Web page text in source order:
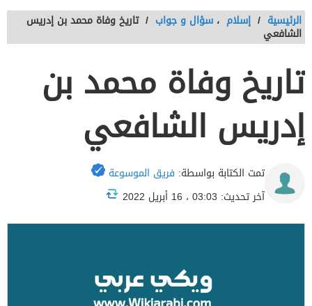
الرئيسية / إسلام ، سؤال و جواب / تاريخ وفاة محمد بن إدريس
الشافعي
تاريخ وفاة محمد بن
إدريس الشافعي
تمت الكتابة بواسطة: فريق الموسوعة
آخر تحديث: 03:03 ، 16 أبريل 2022